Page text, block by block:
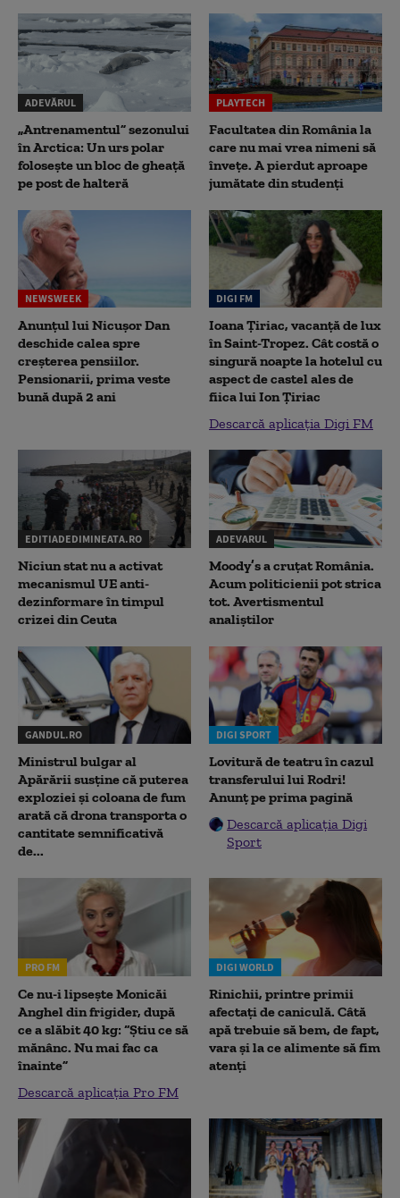
ADEVĂRUL
„Antrenamentul” sezonului
în Arctica: Un urs polar
folosește un bloc de gheață
pe post de halteră
PLAYTECH
Facultatea din România la
care nu mai vrea nimeni să
înveţe. A pierdut aproape
jumătate din studenţi
NEWSWEEK
Anunțul lui Nicușor Dan
deschide calea spre
creșterea pensiilor.
Pensionarii, prima veste
bună după 2 ani
DIGI FM
Ioana Țiriac, vacanță de lux
în Saint-Tropez. Cât costă o
singură noapte la hotelul cu
aspect de castel ales de
fiica lui Ion Țiriac
Descarcă aplicația Digi FM
EDITIADEDIMINEATA.RO
Niciun stat nu a activat
mecanismul UE anti-
dezinformare în timpul
crizei din Ceuta
ADEVARUL
Moody’s a cruțat România.
Acum politicienii pot strica
tot. Avertismentul
analiștilor
GANDUL.RO
Ministrul bulgar al
Apărării susține că puterea
exploziei și coloana de fum
arată că drona transporta o
cantitate semnificativă
de...
DIGI SPORT
Lovitură de teatru în cazul
transferului lui Rodri!
Anunț pe prima pagină
Descarcă aplicația Digi
Sport
PRO FM
Ce nu-i lipsește Monicăi
Anghel din frigider, după
ce a slăbit 40 kg: “Știu ce să
mănânc. Nu mai fac ca
înainte”
Descarcă aplicația Pro FM
DIGI WORLD
Rinichii, printre primii
afectați de caniculă. Câtă
apă trebuie să bem, de fapt,
vara și la ce alimente să fim
atenți